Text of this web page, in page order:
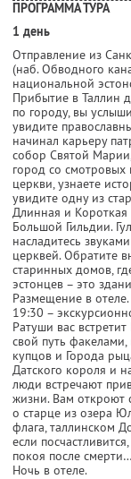
ПРОГРАММА ТУРА
1 день
Отправление из
(наб. Обводного
национальной
Прибытие в Таллин
по городу, вы
увидите
начинал карьеру
собор Святой
город со смотровых
церкви, узнаете
увидите одну из
Длинная и Короткая
Большой Гильдии.
насладитесь
церквей. Обратите
старинных домов,
эстонцев – это
Размещение в отеле.
19:30 –
Ратуши вас
свой путь
купцов и Города
Датского короля и
люди встречают
жизни. Вам откроют
о старце из озера
флага, таллинском
если
покоя после
Ночь в отеле.